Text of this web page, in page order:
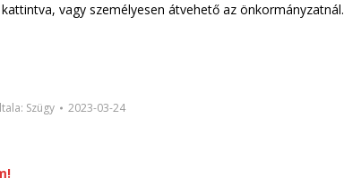
vagy személyesen átvehető az önkormányzatnál.
Szügy 2023-03-24